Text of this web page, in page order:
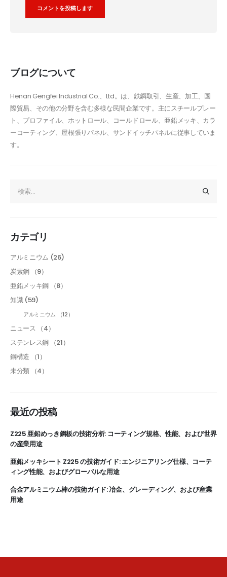
ブログについて
Henan Gengfei Industrial Co.、Ltd。は、鉄鋼取引、生産、加工、国
際貿易、その他の分野を含む多様な民間企業です。主にスチールプレー
ト、プロファイル、ホットロール、コールドロール、亜鉛メッキ、カラ
ーコーティング、屋根張りパネル、サンドイッチパネルに従事していま
す。
カテゴリ
アルミニウム (26)
炭素鋼 （9）
亜鉛メッキ鋼 （8）
知識(59)
アルミニウム （12）
ニュース （4）
ステンレス鋼 （21）
鋼構造 （1）
未分類 （4）
最近の投稿
Z225 亜鉛めっき鋼板の技術分析: コーティング規格、性能、および世界
の産業用途
亜鉛メッキシート Z225 の技術ガイド: エンジニアリング仕様、コーテ
ィング性能、およびグローバルな用途
合金アルミニウム棒の技術ガイド: 冶金、グレーディング、および産業
用途